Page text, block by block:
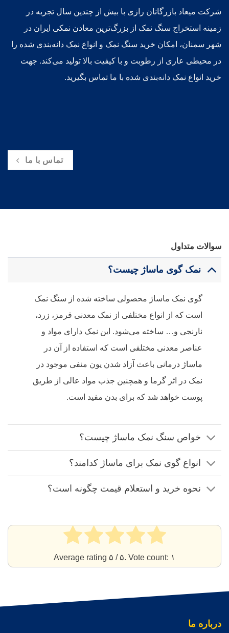
شرکت میعاد بازرگانان رازی با بیش از چندین سال تجربه در
زمینه استخراج سنگ نمک از بزرگ‌ترین معادن نمکی ایران در
شهر سمنان، امکان خرید سنگ نمک و انواع نمک دانه‌بندی شده را
در محیطی عاری از رطوبت و با کیفیت بالا تولید می‌کند. جهت
خرید انواع نمک دانه‌بندی شده با ما تماس بگیرید.
تماس با ما
سوالات متداول
نمک گوی ماساژ چیست؟
گوی نمک ماساژ محصولی ساخته شده از سنگ نمک
است که از انواع مختلفی از نمک معدنی قرمز، زرد،
نارنجی و… ساخته می‌شود. این نمک دارای مواد و
عناصر معدنی مختلفی است که استفاده از آن در
ماساژ درمانی باعث آزاد شدن یون منفی موجود در
نمک در اثر گرما و همچنین جذب مواد عالی از طریق
پوست خواهد شد که برای بدن مفید است.
خواص سنگ نمک ماساژ چیست؟
انواع گوی نمک برای ماساژ کدامند؟
نحوه خرید و استعلام قیمت چگونه است؟
Average rating ۵ / ۵. Vote count: ۱
درباره ما